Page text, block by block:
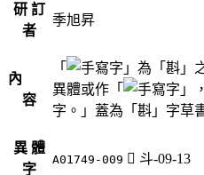
研 訂
者
季旭昇
內
容
「 」為「斟」
異體或作「
」
字。」蓋為「斟」字草
異 體
字
A01749-009 󲡈 斗-09-13